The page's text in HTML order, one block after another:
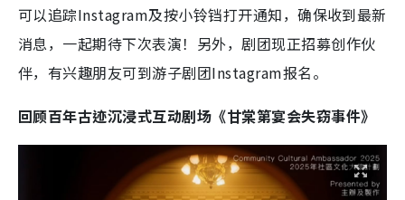
可以追踪Instagram及按小铃铛打开通知，确保收到最新
消息，一起期待下次表演！另外，剧团现正招募创作伙
伴，有兴趣朋友可到游子剧团Instagram报名。
回顾百年古迹沉浸式互动剧场《甘棠第宴会失窃事件》